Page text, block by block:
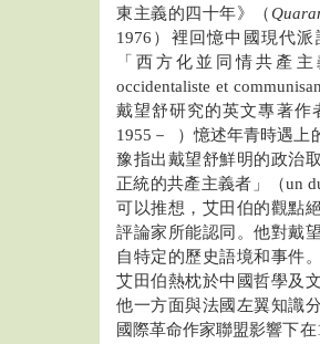
東主義的四十年》（
1976）裡回憶中國現代
「西方化並同情共產
occidentaliste et
戴望舒研究的英文專著作
1955－ ）憶述年青時遇上
豫指出戴望舒鮮明的政治
正統的共產主義者」（un
可以推想，艾田伯的觀點
評論家所能認同。他對戴
自特定的歷史語境和事件
艾田伯熱枕於中國哲學及
他一方面與法國左翼知識
國際革命作家聯盟影響下